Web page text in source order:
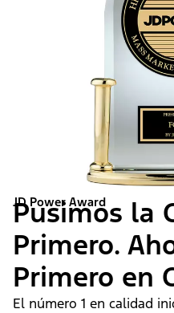
JD Power Award
Pusimos la
Primero.
Primero en
El número 1 en calidad